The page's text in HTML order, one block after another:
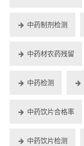
中药制剂检测
中药材农药残留
中药检测
中药饮片合格率
中药饮片检测